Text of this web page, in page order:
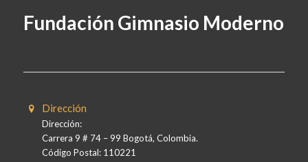
Fundación Gimnasio Moderno
Dirección
Dirección:
Carrera 9 # 74 – 99 Bogotá, Colombia.
Código Postal: 110221